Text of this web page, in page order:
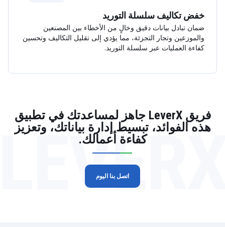
خفض تكاليف سلسلة التوريد
ضمان تبادل بيانات دقيق وخالٍ من الأخطاء بين المصنعين
والموزعين وتجار التجزئة، مما يؤدي إلى تقليل التكاليف وتحسين
كفاءة العمليات عبر سلسلة التوريد.
فريق LeverX جاهز لمساعدتك في تطبيق
هذه الفوائد، تبسيط إدارة بياناتك، وتعزيز
كفاءة أعمالك.
اتصل بنا اليوم